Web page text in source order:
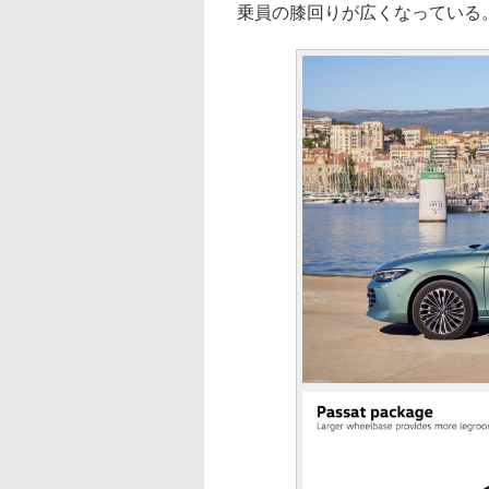
乗員の膝回りが広くなっている